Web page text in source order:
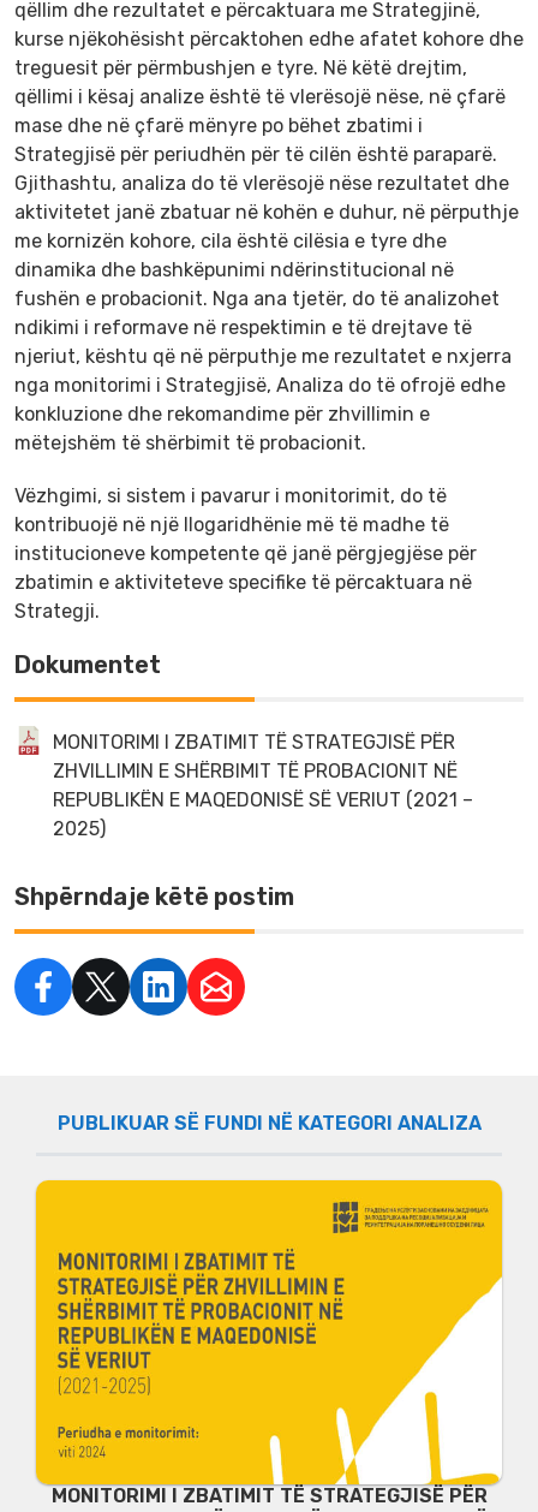
qëllim dhe rezultatet e përcaktuara me Strategjinë,
kurse njëkohësisht përcaktohen edhe afatet kohore dhe
treguesit për përmbushjen e tyre. Në këtë drejtim,
qëllimi i kësaj analize është të vlerësojë nëse, në çfarë
mase dhe në çfarë mënyre po bëhet zbatimi i
Strategjisë për periudhën për të cilën është paraparë.
Gjithashtu, analiza do të vlerësojë nëse rezultatet dhe
aktivitetet janë zbatuar në kohën e duhur, në përputhje
me kornizën kohore, cila është cilësia e tyre dhe
dinamika dhe bashkëpunimi ndërinstitucional në
fushën e probacionit. Nga ana tjetër, do të analizohet
ndikimi i reformave në respektimin e të drejtave të
njeriut, kështu që në përputhje me rezultatet e nxjerra
nga monitorimi i Strategjisë, Analiza do të ofrojë edhe
konkluzione dhe rekomandime për zhvillimin e
mëtejshëm të shërbimit të probacionit.
Vëzhgimi, si sistem i pavarur i monitorimit, do të
kontribuojë në një llogaridhënie më të madhe të
institucioneve kompetente që janë përgjegjëse për
zbatimin e aktiviteteve specifike të përcaktuara në
Strategji.
Dokumentet
MONITORIMI I ZBATIMIT TË STRATEGJISË PËR
ZHVILLIMIN E SHËRBIMIT TË PROBACIONIT NË
REPUBLIKËN E MAQEDONISË SË VERIUT (2021 –
2025)
Shpërndaje këtë postim
PUBLIKUAR SË FUNDI NË KATEGORI АNALIZA
MONITORIMI I ZBATIMIT TË STRATEGJISË PËR